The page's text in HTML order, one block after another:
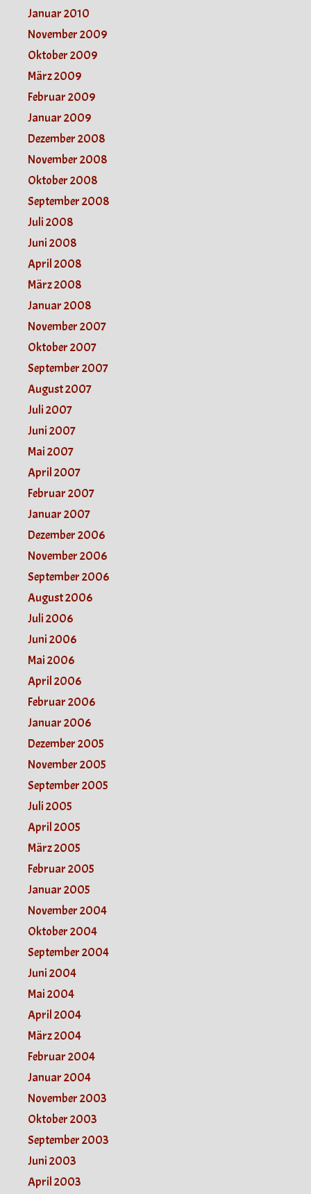
Januar 2010
November 2009
Oktober 2009
März 2009
Februar 2009
Januar 2009
Dezember 2008
November 2008
Oktober 2008
September 2008
Juli 2008
Juni 2008
April 2008
März 2008
Januar 2008
November 2007
Oktober 2007
September 2007
August 2007
Juli 2007
Juni 2007
Mai 2007
April 2007
Februar 2007
Januar 2007
Dezember 2006
November 2006
September 2006
August 2006
Juli 2006
Juni 2006
Mai 2006
April 2006
Februar 2006
Januar 2006
Dezember 2005
November 2005
September 2005
Juli 2005
April 2005
März 2005
Februar 2005
Januar 2005
November 2004
Oktober 2004
September 2004
Juni 2004
Mai 2004
April 2004
März 2004
Februar 2004
Januar 2004
November 2003
Oktober 2003
September 2003
Juni 2003
April 2003